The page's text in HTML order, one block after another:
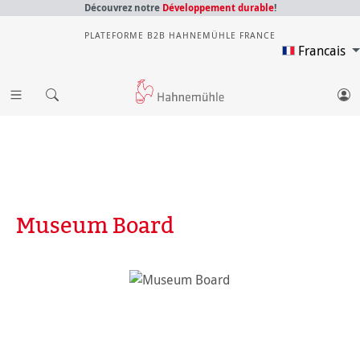
Découvrez notre Développement durable!
PLATEFORME B2B HAHNEMÜHLE FRANCE
Francais
Museum Board
Ignorer la galerie d'images